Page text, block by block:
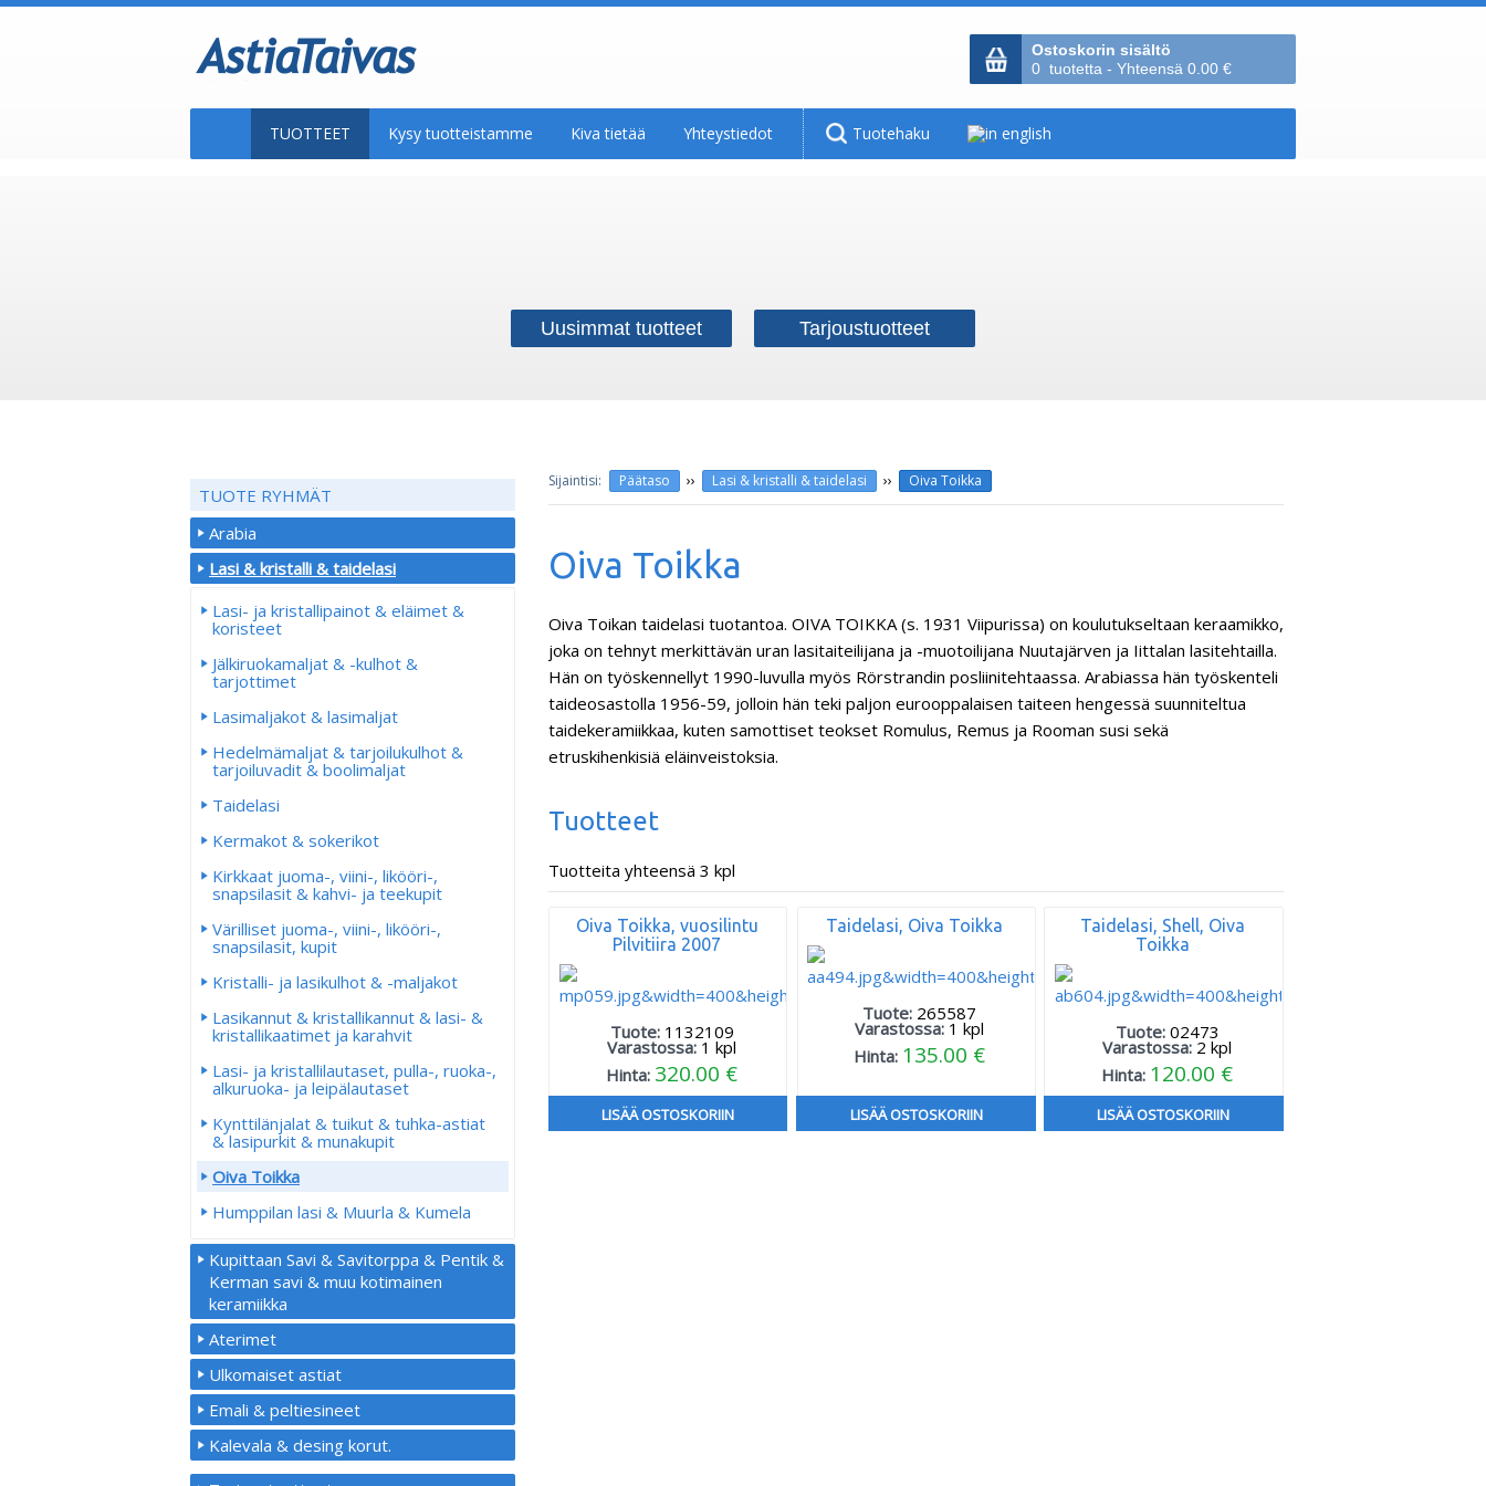
Ostoskorin sisältö
0 tuotetta - Yhteensä 0.00 €
TUOTTEET Kysy tuotteistamme Kiva tietää Yhteystiedot Tuotehaku
Uusimmat tuotteet Tarjoustuotteet
Päätaso ›› Lasi & kristalli & taidelasi ›› Oiva Toikka
Oiva Toikka
Oiva Toikan taidelasi tuotantoa. OIVA TOIKKA (s. 1931 Viipurissa) on koulutukseltaan keraamikko,
joka on tehnyt merkittävän uran lasitaiteilijana ja -muotoilijana Nuutajärven ja Iittalan lasitehtailla.
Hän on työskennellyt 1990-luvulla myös Rörstrandin posliinitehtaassa. Arabiassa hän työskenteli
taideosastolla 1956-59, jolloin hän teki paljon eurooppalaisen taiteen hengessä suunniteltua
taidekeramiikkaa, kuten samottiset teokset Romulus, Remus ja Rooman susi sekä
etruskihenkisiä eläinveistoksia.
Tuotteet
Tuotteita yhteensä 3 kpl
Oiva Toikka, vuosilintu
Pilvitiira 2007
Tuote: 1132109
Varastossa: 1 kpl
Hinta: 320.00 €
LISÄÄ OSTOSKORIIN
Taidelasi, Oiva Toikka
Tuote: 265587
Varastossa: 1 kpl
Hinta: 135.00 €
LISÄÄ OSTOSKORIIN
Taidelasi, Shell, Oiva
Toikka
Tuote: 02473
Varastossa: 2 kpl
Hinta: 120.00 €
LISÄÄ OSTOSKORIIN
TUOTE RYHMÄT
Arabia
Lasi & kristalli & taidelasi
Lasi- ja kristallipainot & eläimet &
koristeet
Jälkiruokamaljat & -kulhot &
tarjottimet
Lasimaljakot & lasimaljat
Hedelmämaljat & tarjoilukulhot &
tarjoiluvadit & boolimaljat
Taidelasi
Kermakot & sokerikot
Kirkkaat juoma-, viini-, likööri-,
snapsilasit & kahvi- ja teekupit
Värilliset juoma-, viini-, likööri-,
snapsilasit, kupit
Kristalli- ja lasikulhot & -maljakot
Lasikannut & kristallikannut & lasi- &
kristallikaatimet ja karahvit
Lasi- ja kristallilautaset, pulla-, ruoka-,
alkuruoka- ja leipälautaset
Kynttilänjalat & tuikut & tuhka-astiat
& lasipurkit & munakupit
Oiva Toikka
Humppilan lasi & Muurla & Kumela
Kupittaan Savi & Savitorppa & Pentik &
Kerman savi & muu kotimainen
keramiikka
Aterimet
Ulkomaiset astiat
Emali & peltiesineet
Kalevala & desing korut.